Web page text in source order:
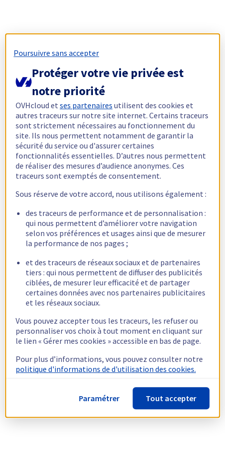
Poursuivre sans accepter
Protéger votre vie privée est
notre priorité
OVHcloud etses partenaires utilisent des cookies et
autres traceurs sur notre site internet. Certains traceurs
sont strictement nécessaires au fonctionnement du
site. Ils nous permettent notamment de garantir la
sécurité du service ou d'assurer certaines
fonctionnalités essentielles. D’autres nous permettent
de réaliser des mesures d’audience anonymes. Ces
traceurs sont exemptés de consentement.
Sous réserve de votre accord, nous utilisons également :
des traceurs de performance et de personnalisation :
qui nous permettent d’améliorer votre navigation
selon vos préférences et usages ainsi que de mesurer
la performance de nos pages ;
et des traceurs de réseaux sociaux et de partenaires
tiers : qui nous permettent de diffuser des publicités
ciblées, de mesurer leur efficacité et de partager
certaines données avec nos partenaires publicitaires
et les réseaux sociaux.
Vous pouvez accepter tous les traceurs, les refuser ou
personnaliser vos choix à tout moment en cliquant sur
le lien « Gérer mes cookies » accessible en bas de page.
Pour plus d’informations, vous pouvez consulter notre
politique d'informations de d'utilisation des cookies.
Paramétrer Tout accepter